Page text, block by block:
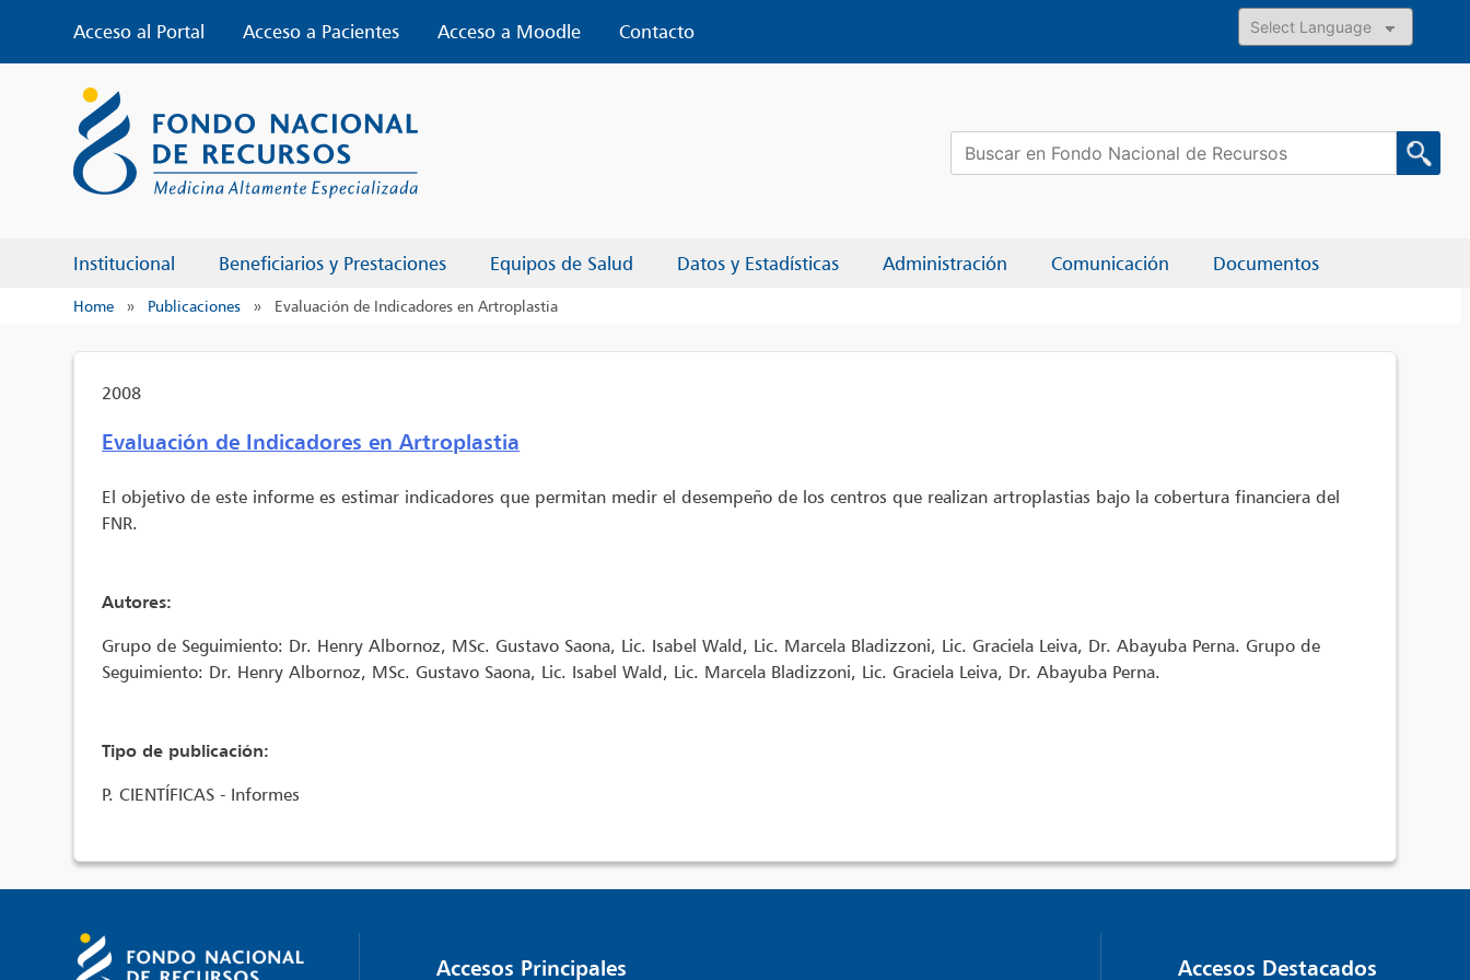
content
Acceso al Portal Acceso a Pacientes Acceso a Moodle
Contacto
Powered by
Institucional Beneficiarios y Prestaciones Equipos de Salud Datos y Estadísticas Administración Comunicación Documentos
Buscar:
Home » Publicaciones » Evaluación de Indicadores en Artroplastia
2008
Evaluación de Indicadores en Artroplastia
El objetivo de este informe es estimar indicadores que permitan medir el desempeño de los centros que realizan artroplastias bajo la cobertura financiera del
FNR.
Autores:
Grupo de Seguimiento: Dr. Henry Albornoz, MSc. Gustavo Saona, Lic. Isabel Wald, Lic. Marcela Bladizzoni, Lic. Graciela Leiva, Dr. Abayuba Perna. Grupo de
Seguimiento: Dr. Henry Albornoz, MSc. Gustavo Saona, Lic. Isabel Wald, Lic. Marcela Bladizzoni, Lic. Graciela Leiva, Dr. Abayuba Perna.
Tipo de publicación:
P. CIENTÍFICAS - Informes
Accesos Principales Accesos Destacados